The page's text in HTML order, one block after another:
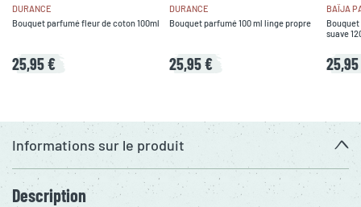
DURANCE
Bouquet parfumé fleur de coton 100ml
25,95 €
DURANCE
Bouquet parfumé 100 ml linge propre
25,95 €
BAÏJA
suave
Informations sur le produit
Description